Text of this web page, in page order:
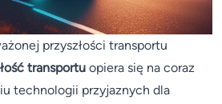
przyszłości transportu
transportu opiera się na coraz
technologii przyjaznych dla